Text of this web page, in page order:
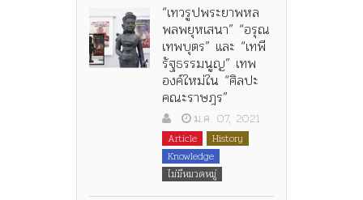
“เทวรูปพระยาพหล
พลพยุหเสนา” “อรุณ
เทพบุตร” และ “เทพี
รัฐธรรมนูญ” เทพ
องค์ใหม่ใน “ศิลปะ
คณะราษฎร”
ม.ค. 07, 2021
Article
History
Knowledge
ไม่มีหมวดหมู่